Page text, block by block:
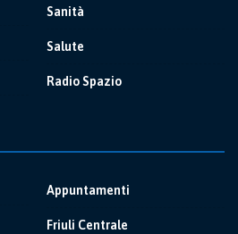
Sanità
Salute
Radio Spazio
Appuntamenti
Friuli Centrale